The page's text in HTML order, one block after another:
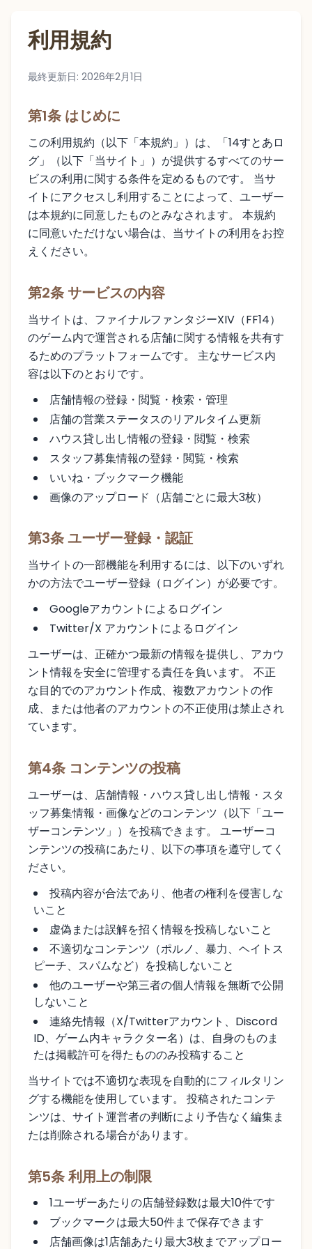
利用規約
最終更新日: 2026年2月1日
第1条 はじめに
この利用規約（以下「本規約」）は、「14すとあロ
グ」（以下「当サイト」）が提供するすべてのサー
ビスの利用に関する条件を定めるものです。 当サ
イトにアクセスし利用することによって、ユーザー
は本規約に同意したものとみなされます。 本規約
に同意いただけない場合は、当サイトの利用をお控
えください。
第2条 サービスの内容
当サイトは、ファイナルファンタジーXIV（FF14）
のゲーム内で運営される店舗に関する情報を共有す
るためのプラットフォームです。 主なサービス内
容は以下のとおりです。
店舗情報の登録・閲覧・検索・管理
店舗の営業ステータスのリアルタイム更新
ハウス貸し出し情報の登録・閲覧・検索
スタッフ募集情報の登録・閲覧・検索
いいね・ブックマーク機能
画像のアップロード（店舗ごとに最大3枚）
第3条 ユーザー登録・認証
当サイトの一部機能を利用するには、以下のいずれ
かの方法でユーザー登録（ログイン）が必要です。
Googleアカウントによるログイン
Twitter/X アカウントによるログイン
ユーザーは、正確かつ最新の情報を提供し、アカウ
ント情報を安全に管理する責任を負います。 不正
な目的でのアカウント作成、複数アカウントの作
成、または他者のアカウントの不正使用は禁止され
ています。
第4条 コンテンツの投稿
ユーザーは、店舗情報・ハウス貸し出し情報・スタ
ッフ募集情報・画像などのコンテンツ（以下「ユー
ザーコンテンツ」）を投稿できます。 ユーザーコ
ンテンツの投稿にあたり、以下の事項を遵守してく
ださい。
投稿内容が合法であり、他者の権利を侵害しな
いこと
虚偽または誤解を招く情報を投稿しないこと
不適切なコンテンツ（ポルノ、暴力、ヘイトス
ピーチ、スパムなど）を投稿しないこと
他のユーザーや第三者の個人情報を無断で公開
しないこと
連絡先情報（X/Twitterアカウント、Discord
ID、ゲーム内キャラクター名）は、自身のものま
たは掲載許可を得たもののみ投稿すること
当サイトでは不適切な表現を自動的にフィルタリン
グする機能を使用しています。 投稿されたコンテ
ンツは、サイト運営者の判断により予告なく編集ま
たは削除される場合があります。
第5条 利用上の制限
1ユーザーあたりの店舗登録数は最大10件です
ブックマークは最大50件まで保存できます
店舗画像は1店舗あたり最大3枚までアップロー